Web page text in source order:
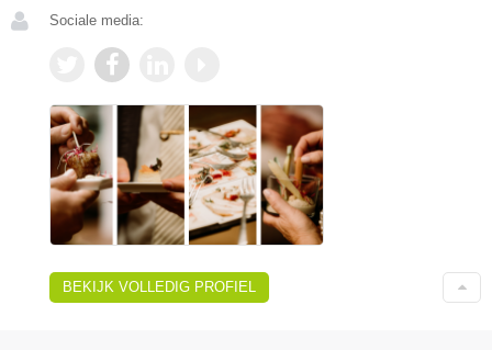
Sociale media:
BEKIJK VOLLEDIG PROFIEL